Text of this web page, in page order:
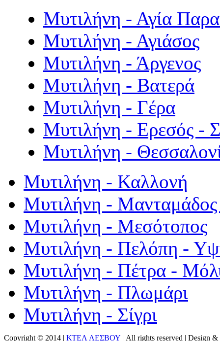
Μυτιλήνη - Αγία
Μυτιλήνη - Αγιάσος
Μυτιλήνη - Άργενος
Μυτιλήνη - Βατερά
Μυτιλήνη - Γέρα
Μυτιλήνη - Ερεσός -
Μυτιλήνη -
Μυτιλήνη - Καλλονή
Μυτιλήνη - Μανταμάδος
Μυτιλήνη - Μεσότοπος
Μυτιλήνη - Πελόπη -
Μυτιλήνη - Πέτρα -
Μυτιλήνη - Πλωμάρι
Μυτιλήνη - Σίγρι
Copyright © 2014 | ΚΤΕΛ ΛΕΣΒΟΥ | All rights reserved | Design &